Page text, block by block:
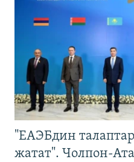
"ЕАЭБдин
жатат". Чолпон-